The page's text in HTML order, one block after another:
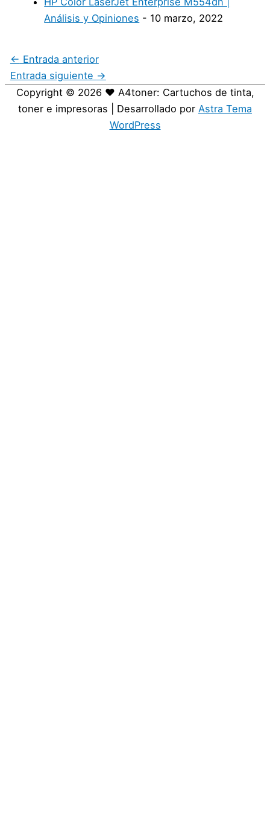
Análisis y Opiniones - 10 marzo, 2022
← Entrada anterior
Entrada siguiente →
Copyright © 2026 ❤️ A4toner: Cartuchos de tinta,
toner e impresoras | Desarrollado por Astra Tema
WordPress